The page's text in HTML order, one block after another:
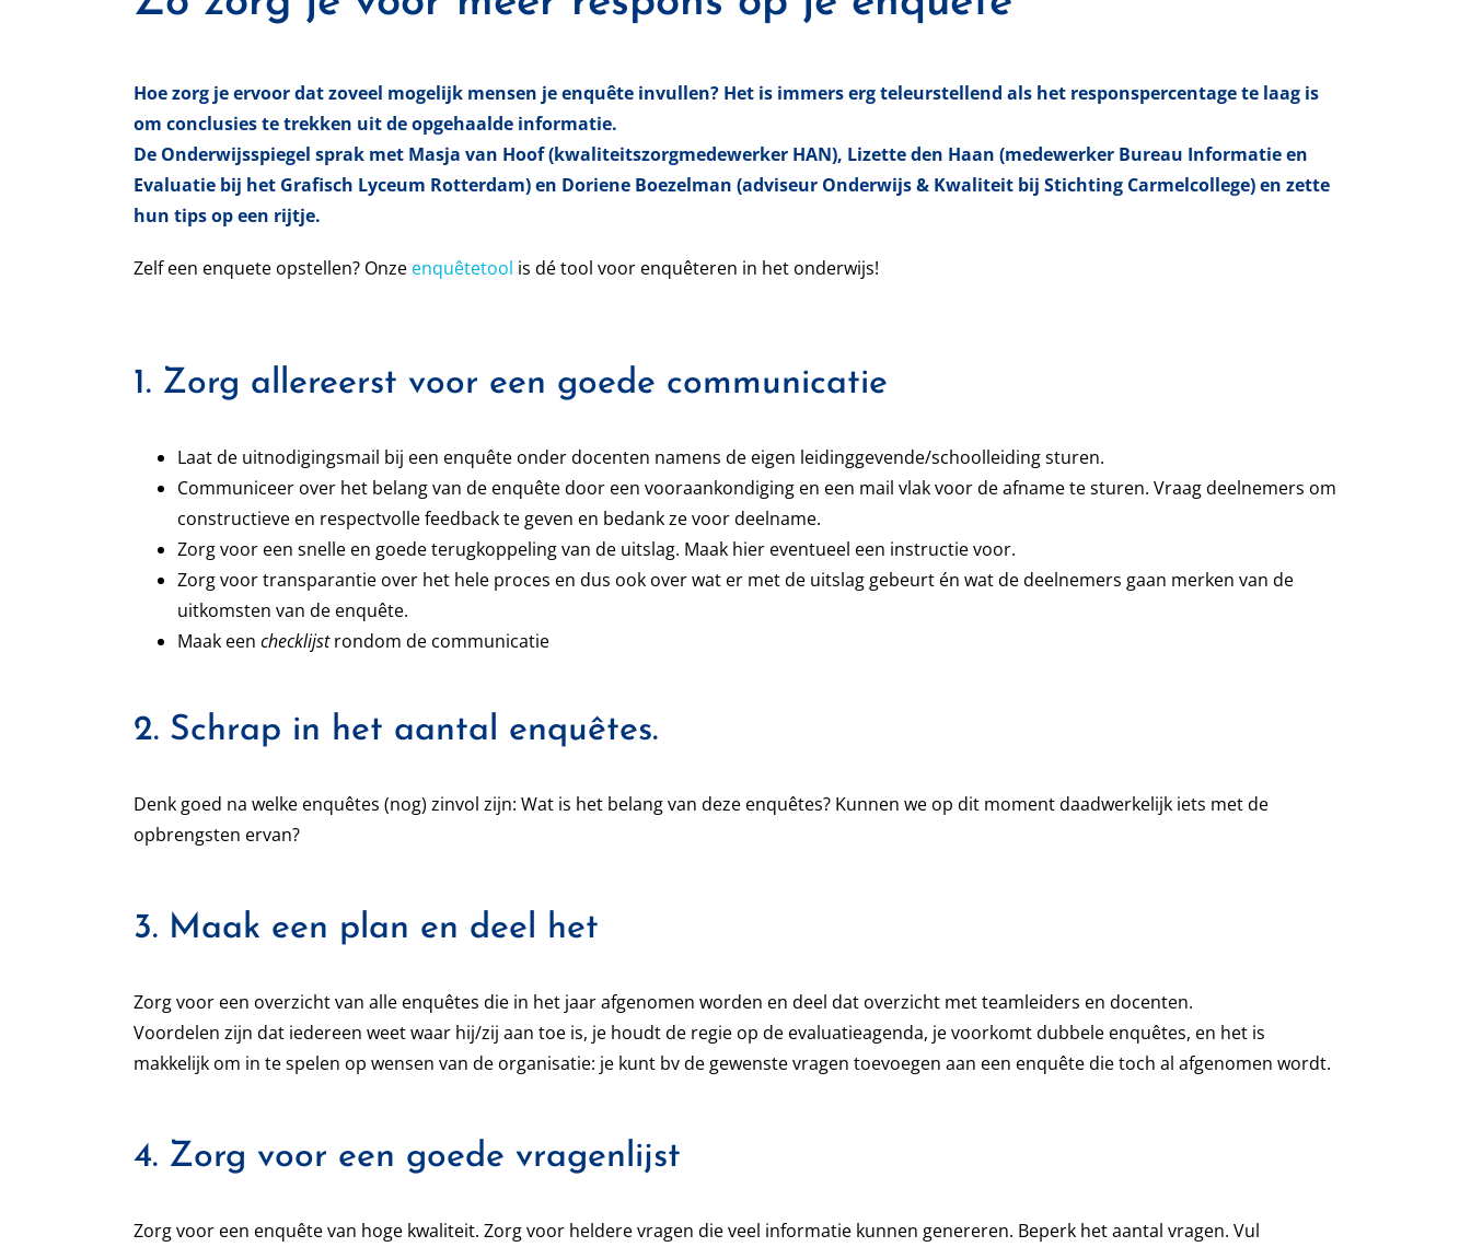
Hoe zorg je ervoor dat zoveel mogelijk mensen je enquête invullen? Het is immers erg teleurstellend als het responspercentage te laag is
om conclusies te trekken uit de opgehaalde informatie.
De Onderwijsspiegel sprak met Masja van Hoof (kwaliteitszorgmedewerker HAN), Lizette den Haan (medewerker Bureau Informatie en
Evaluatie bij het Grafisch Lyceum Rotterdam) en Doriene Boezelman (adviseur Onderwijs & Kwaliteit bij Stichting Carmelcollege) en zette
hun tips op een rijtje.
Zelf een enquete opstellen? Onze enquêtetool is dé tool voor enquêteren in het onderwijs!
1. Zorg allereerst voor een goede communicatie
Laat de uitnodigingsmail bij een enquête onder docenten namens de eigen leidinggevende/schoolleiding sturen.
Communiceer over het belang van de enquête door een vooraankondiging en een mail vlak voor de afname te sturen. Vraag deelnemers om
constructieve en respectvolle feedback te geven en bedank ze voor deelname.
Zorg voor een snelle en goede terugkoppeling van de uitslag. Maak hier eventueel een instructie voor.
Zorg voor transparantie over het hele proces en dus ook over wat er met de uitslag gebeurt én wat de deelnemers gaan merken van de
uitkomsten van de enquête.
Maak een checklijstrondom de communicatie
2. Schrap in het aantal enquêtes.
Denk goed na welke enquêtes (nog) zinvol zijn: Wat is het belang van deze enquêtes? Kunnen we op dit moment daadwerkelijk iets met de
opbrengsten ervan?
3. Maak een plan en deel het
Zorg voor een overzicht van alle enquêtes die in het jaar afgenomen worden en deel dat overzicht met teamleiders en docenten.
Voordelen zijn dat iedereen weet waar hij/zij aan toe is, je houdt de regie op de evaluatieagenda, je voorkomt dubbele enquêtes, en het is
makkelijk om in te spelen op wensen van de organisatie: je kunt bv de gewenste vragen toevoegen aan een enquête die toch al afgenomen wordt.
4. Zorg voor een goede vragenlijst
Zorg voor een enquête van hoge kwaliteit. Zorg voor heldere vragen die veel informatie kunnen genereren. Beperk het aantal vragen. Vul